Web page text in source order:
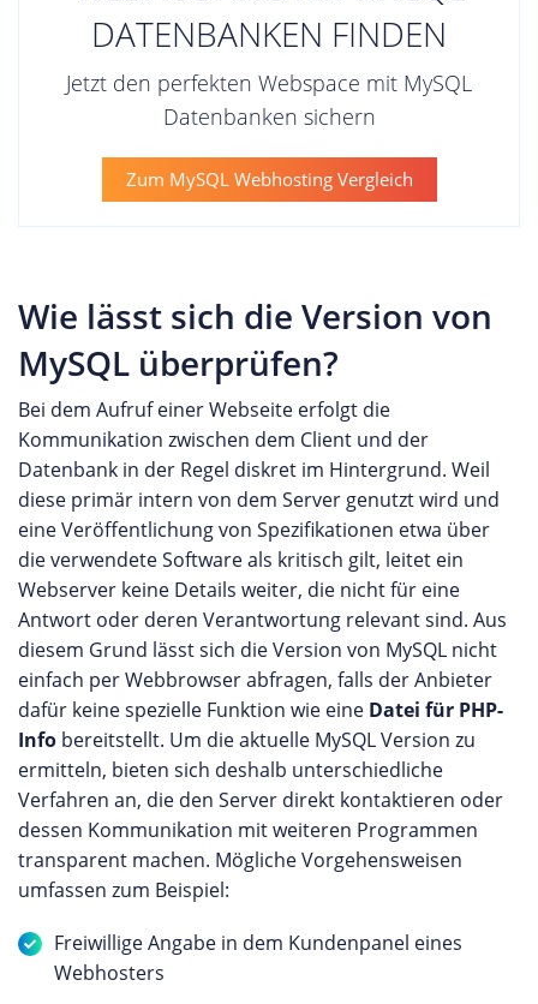
DATENBANKEN FINDEN
Jetzt den perfekten Webspace mit MySQL
Datenbanken sichern
Zum MySQL Webhosting Vergleich
Wie lässt sich die Version von
MySQL überprüfen?
Bei dem Aufruf einer Webseite erfolgt die
Kommunikation zwischen dem Client und der
Datenbank in der Regel diskret im Hintergrund. Weil
diese primär intern von dem Server genutzt wird und
eine Veröffentlichung von Spezifikationen etwa über
die verwendete Software als kritisch gilt, leitet ein
Webserver keine Details weiter, die nicht für eine
Antwort oder deren Verantwortung relevant sind. Aus
diesem Grund lässt sich die Version von MySQL nicht
einfach per Webbrowser abfragen, falls der Anbieter
dafür keine spezielle Funktion wie eine Datei für PHP-
Info bereitstellt. Um die aktuelle MySQL Version zu
ermitteln, bieten sich deshalb unterschiedliche
Verfahren an, die den Server direkt kontaktieren oder
dessen Kommunikation mit weiteren Programmen
transparent machen. Mögliche Vorgehensweisen
umfassen zum Beispiel:
Freiwillige Angabe in dem Kundenpanel eines
Webhosters